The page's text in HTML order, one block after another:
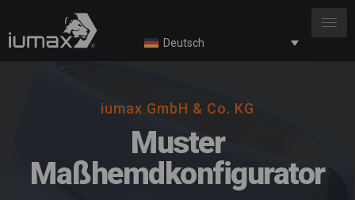
Deutsch
iumax GmbH & Co. KG
Muster
Maßhemdkonfigurator